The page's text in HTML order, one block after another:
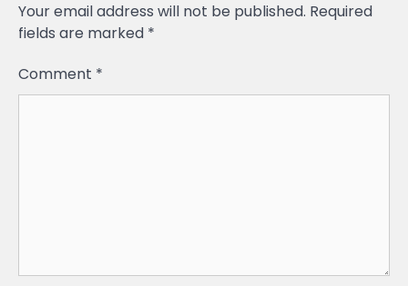
Your email address will not be published. Required
fields are marked *
Comment *